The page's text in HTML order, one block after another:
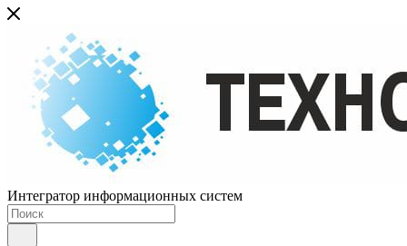
Интегратор информационных систем